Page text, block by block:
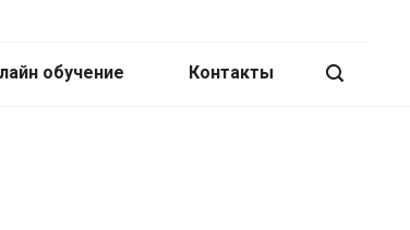
обучение Контакты